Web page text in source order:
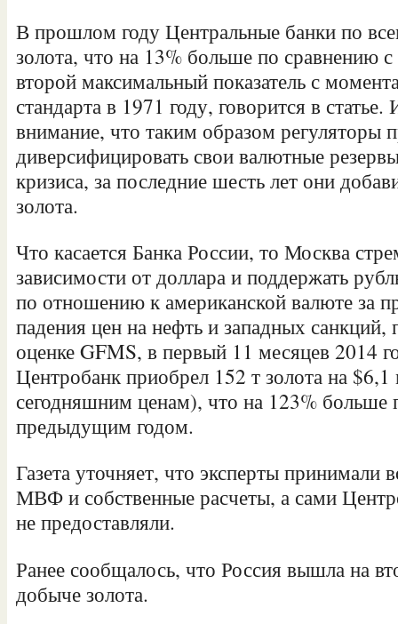
В прошлом году Центральные банки по
золота, что на 13% больше по сравнению
второй максимальный показатель с
стандарта в 1971 году, говорится в
внимание, что таким образом регуляторы
диверсифицировать свои валютные
кризиса, за последние шесть лет они
золота.
Что касается Банка России, то Москва
зависимости от доллара и поддержать
по отношению к американской валюте за
падения цен на нефть и западных санкций,
оценке GFMS, в первый 11 месяцев 2014
Центробанк приобрел 152 т золота на
сегодняшним ценам), что на 123% больше
предыдущим годом.
Газета уточняет, что эксперты принимали
МВФ и собственные расчеты, а сами
не предоставляли.
Ранее сообщалось, что Россия вышла на
добыче золота.